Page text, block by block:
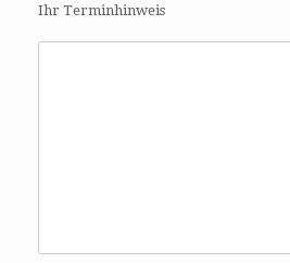
Ihr Terminhinweis